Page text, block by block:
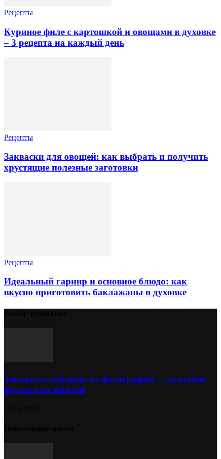
Рецепты
Куриное филе с картошкой и овощами в духовке
– 3 рецепта на каждый день
Рецепты
Закваски для овощей: как выбрать и получить
хрустящие полезные заготовки
Рецепты
Идеальный гарнир и основное блюдо: как
вкусно приготовить баклажаны в духовке
Заказать слайдшоу из фотографий — создание
фильма на юбилей